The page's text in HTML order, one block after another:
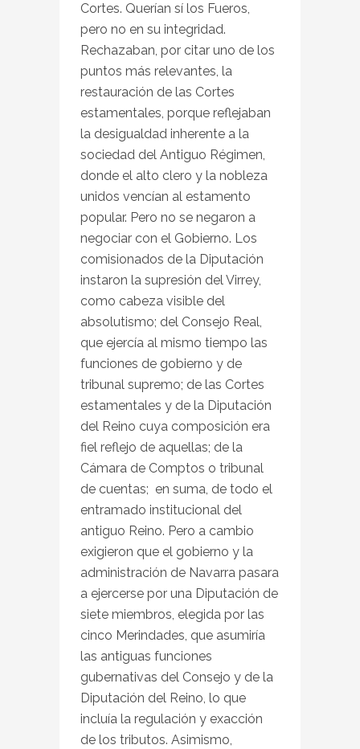
Cortes. Querían sí los Fueros,
pero no en su integridad.
Rechazaban, por citar uno de los
puntos más relevantes, la
restauración de las Cortes
estamentales, porque reflejaban
la desigualdad inherente a la
sociedad del Antiguo Régimen,
donde el alto clero y la nobleza
unidos vencían al estamento
popular. Pero no se negaron a
negociar con el Gobierno. Los
comisionados de la Diputación
instaron la supresión del Virrey,
como cabeza visible del
absolutismo; del Consejo Real,
que ejercía al mismo tiempo las
funciones de gobierno y de
tribunal supremo; de las Cortes
estamentales y de la Diputación
del Reino cuya composición era
fiel reflejo de aquellas; de la
Cámara de Comptos o tribunal
de cuentas; en suma, de todo el
entramado institucional del
antiguo Reino. Pero a cambio
exigieron que el gobierno y la
administración de Navarra pasara
a ejercerse por una Diputación de
siete miembros, elegida por las
cinco Merindades, que asumiría
las antiguas funciones
gubernativas del Consejo y de la
Diputación del Reino, lo que
incluía la regulación y exacción
de los tributos. Asimismo,